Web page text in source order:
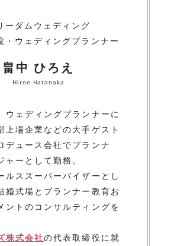
ーダムウェディング
・ウェディングプランナー
畠中 ひろえ
Hiroe Hatanaka
ウェディングプランナーに
上場企業などの大手ゲスト
デュース会社でプランナ
ャーとして勤務。
ルススーパーバイザーとし
婚式場とプランナー教育お
ントのコンサルティングを
株式会社の代表取締役に就